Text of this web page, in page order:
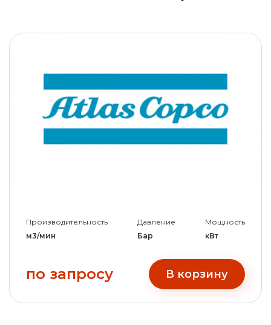
Производительность
м3/мин
Давление
Бар
Мощность
кВт
по запросу В корзину